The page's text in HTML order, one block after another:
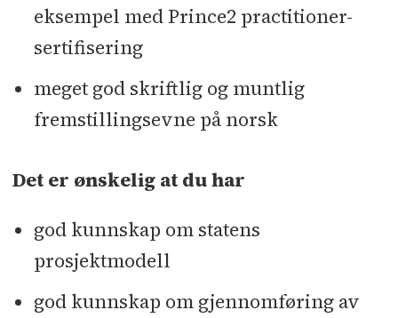
eksempel med Prince2 practitioner-
sertifisering
meget god skriftlig og muntlig
fremstillingsevne på norsk
Det er ønskelig at du har
god kunnskap om statens
prosjektmodell
god kunnskap om gjennomføring av